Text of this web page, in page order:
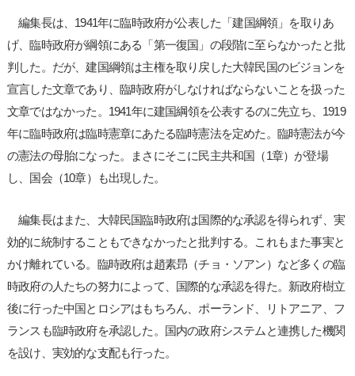
編集長は、1941年に臨時政府が公表した「建国綱領」を取りあ
げ、臨時政府が綱領にある「第一復国」の段階に至らなかったと批
判した。だが、建国綱領は主権を取り戻した大韓民国のビジョンを
宣言した文章であり、臨時政府がしなければならないことを扱った
文章ではなかった。1941年に建国綱領を公表するのに先立ち、1919
年に臨時政府は臨時憲章にあたる臨時憲法を定めた。臨時憲法が今
の憲法の母胎になった。まさにそこに民主共和国（1章）が登場
し、国会（10章）も出現した。
編集長はまた、大韓民国臨時政府は国際的な承認を得られず、実
効的に統制することもできなかったと批判する。これもまた事実と
かけ離れている。臨時政府は趙素昻（チョ・ソアン）など多くの臨
時政府の人たちの努力によって、国際的な承認を得た。新政府樹立
後に行った中国とロシアはもちろん、ポーランド、リトアニア、フ
ランスも臨時政府を承認した。国内の政府システムと連携した機関
を設け、実効的な支配も行った。